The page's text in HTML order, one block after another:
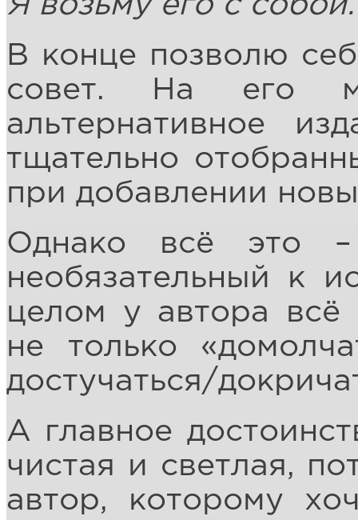
В конце позволю
совет. На его
альтернативное
тщательно
при добавлении
Однако всё это
необязательный к
целом у автора всё
не только
достучаться/
А главное
чистая и светлая,
автор, которому